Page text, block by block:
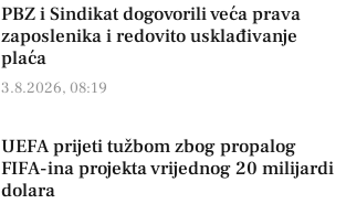
PBZ i Sindikat dogovorili veća prava
zaposlenika i redovito usklađivanje
plaća
3.8.2026, 08:19
UEFA prijeti tužbom zbog propalog
FIFA-ina projekta vrijednog 20 milijardi
dolara